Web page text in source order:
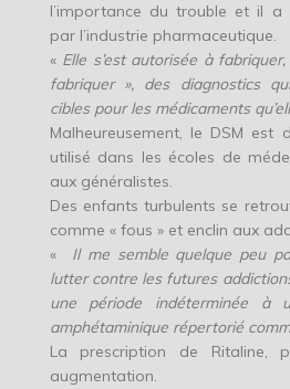
l’importance du trouble et il a
par l’industrie pharmaceutique.
« Elle s’est autorisée à
fabriquer », des diagnostics
cibles pour les médicaments
Malheureusement, le DSM est
utilisé dans les écoles de
aux généralistes.
Des enfants turbulents se
comme « fous » et enclin aux
«
Il me semble quelque peu
lutter contre les futures
une période indéterminée à
amphétaminique répertorié
La prescription de Ritaline,
augmentation.